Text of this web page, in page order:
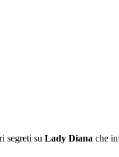
segreti su Lady Diana che